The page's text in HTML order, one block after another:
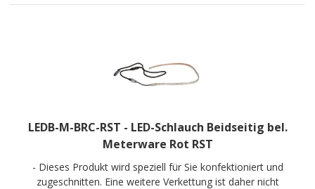
LEDB-M-BRC-RST - LED-Schlauch Beidseitig bel.
Meterware Rot RST
- Dieses Produkt wird speziell für Sie konfektioniert und
zugeschnitten. Eine weitere Verkettung ist daher nicht